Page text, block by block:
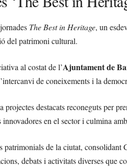
The Best in Heritage, un
del patrimoni cultural.
al costat de l’Ajuntament de
de coneixements i la
projectes destacats reconeguts per
en el sector i culmina
patrimonials de la ciutat,
debats i activitats diverses que